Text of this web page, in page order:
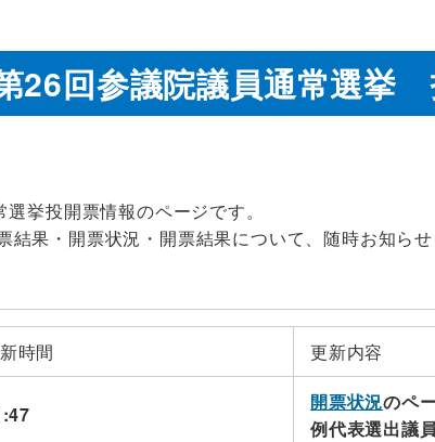
回参議院議員通常選挙
挙投開票情報のページです。
果・開票状況・開票結果について、随時お知らせ
時間 更新内容
開票状況のペ
例代表選出議